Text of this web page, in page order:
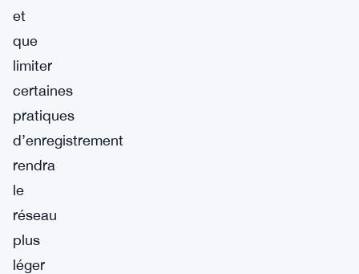
et
que
limiter
certaines
pratiques
d’enregistrement
rendra
le
réseau
plus
léger